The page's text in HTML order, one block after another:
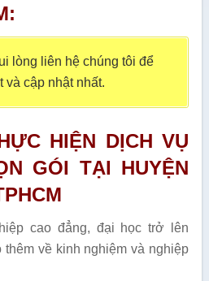
lòng liên hệ chúng tôi để
và cập nhật nhất.
HIỆN DỊCH VỤ
GÓI TẠI HUYỆN
cao đẳng, đại học trở lên
về kinh nghiệm và nghiệp